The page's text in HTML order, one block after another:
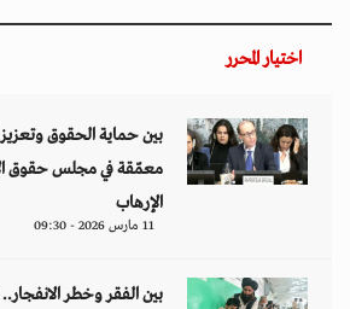
اختيار المحرر
بين حماية الحقوق
معمّقة في مجلس حقوق
الإرهاب
11 مارس 2026 - 09:30
بين الفقر وخطر